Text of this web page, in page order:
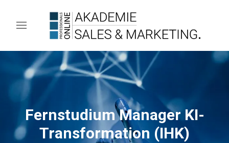
Fernstudium Manager KI-
Transformation (IHK)